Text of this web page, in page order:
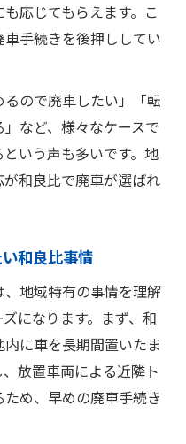
車のメリット徹底分
例と和良比の特徴
廃車優遇ポイント
で得られる主な利点
ービスの活用方法
応じてもらえます。こ
手続きを後押ししてい
ので廃車したい」「転
など、様々なケースで
いう声も多いです。地
和良比で廃車が選ばれ
和良比事情
地域特有の事情を理解
になります。まず、和
に車を長期間置いたま
放置車両による近隣ト
め、早めの廃車手続き